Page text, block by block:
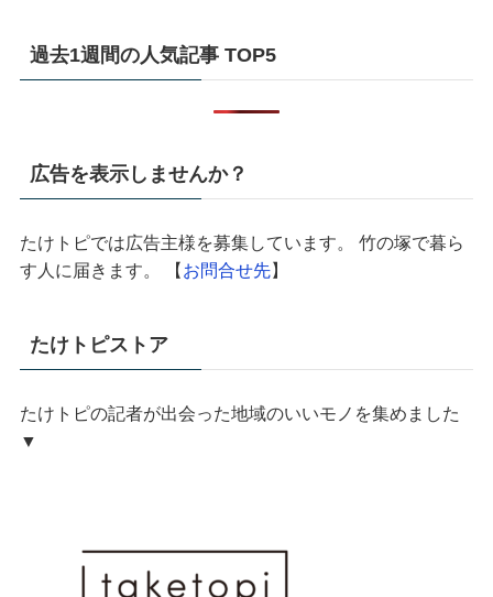
過去1週間の人気記事 TOP5
広告を表示しませんか？
たけトピでは広告主様を募集しています。 竹の塚で暮ら
す人に届きます。 【お問合せ先】
たけトピストア
たけトピの記者が出会った地域のいいモノを集めました
▼